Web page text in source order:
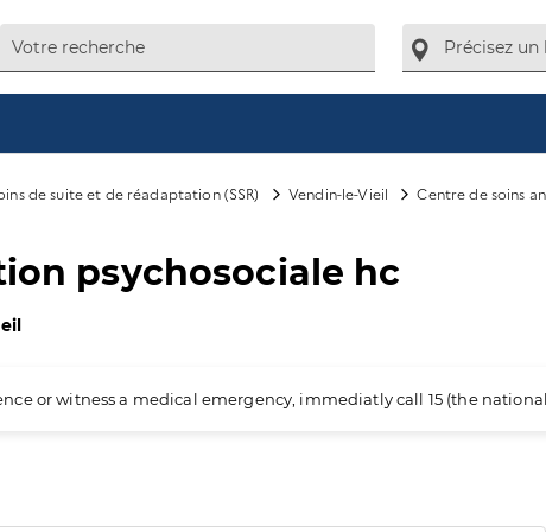
de suite et de réadaptation (SSR) Vendin-le-Vieil
Centre de soins
psychosociale hc
or witness a medical emergency, immediatly call 15 (the